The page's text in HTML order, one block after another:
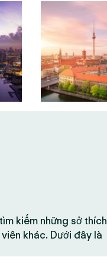
kiếm những sở thích
khác. Dưới đây là